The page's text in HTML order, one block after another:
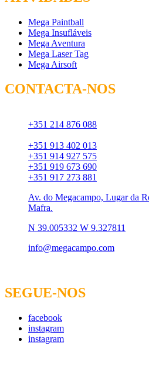
Mega Paintball
Mega Insufláveis
Mega Aventura
Mega Laser Tag
Mega Airsoft
CONTACTA-NOS
+351 214 876 088
+351 913 402 013
+351 914 927 575
+351 919 673 690
+351 917 273 881
Av. do Megacampo, Lugar da
Mafra.
N 39.005332 W 9.327811
info@megacampo.com
SEGUE-NOS
facebook
instagram
instagram